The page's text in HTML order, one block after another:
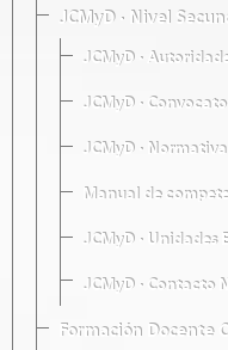
JCMyD · Nivel
JCMyD ·
JCMyD ·
JCMyD ·
Manual de
JCMyD · Unidades
JCMyD · Contacto
Formación Docente